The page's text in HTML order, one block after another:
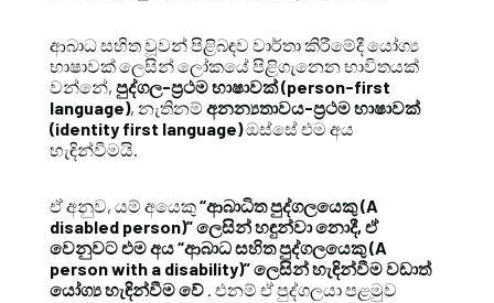
ආබාධ සහිත වූවන් පිළිබඳව වාර්තා කිරීමේදී යෝග්‍ය
භාෂාවක් ලෙසින් ලෝකයේ පිළිගැනෙන භාවිතයක්
වන්නේ, පුද්ගල-ප්‍රථම භාෂාවක් (person-first
language), නැතිනම් අනන්‍යතාවය-ප්‍රථම භාෂාවක්
(identity first language)ඔස්සේ එම අය
හැඳින්වීමයි.
ඒ අනුව, යම් අයෙකු“ආබාධිත පුද්ගලයෙකු (A
disabled person)” ලෙසින් හඳුන්වා නොදී, ඒ
වෙනුවට එම අය “ආබාධ සහිත පුද්ගලයෙකු (A
person with a disability)” ලෙසින් හැඳින්වීම වඩාත්
යෝග්‍ය හැඳින්වීම වේ . එනම් ඒ පුද්ගලයා පළමුව